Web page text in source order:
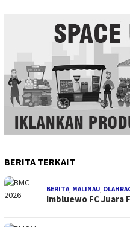
BERITA TERKAIT
BERITA, MALINAU,
Imbluewo FC Juara